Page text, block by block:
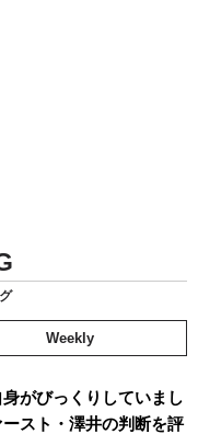
Weekly
がびっくりしていまし
スト・澤井の判断を評